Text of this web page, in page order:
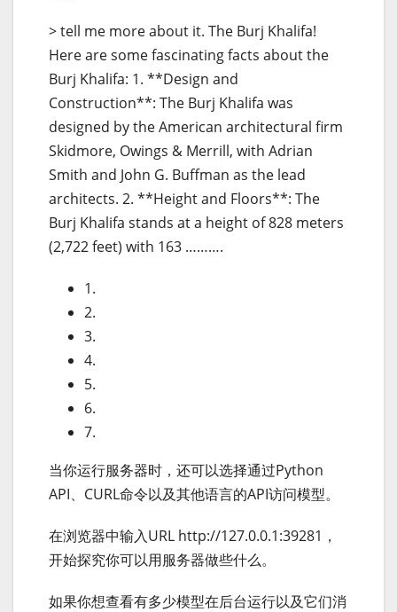
> tell me more about it. The Burj Khalifa!
Here are some fascinating facts about the
Burj Khalifa: 1. **Design and
Construction**: The Burj Khalifa was
designed by the American architectural firm
Skidmore, Owings & Merrill, with Adrian
Smith and John G. Buffman as the lead
architects. 2. **Height and Floors**: The
Burj Khalifa stands at a height of 828 meters
(2,722 feet) with 163 ……….
1.
2.
3.
4.
5.
6.
7.
当你运行服务器时，还可以选择通过Python
API、CURL命令以及其他语言的API访问模型。
在浏览器中输入URL http://127.0.0.1:39281，
开始探究你可以用服务器做些什么。
如果你想查看有多少模型在后台运行以及它们消